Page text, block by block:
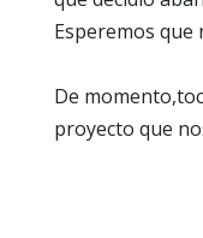
Esperemos
De
proyecto que